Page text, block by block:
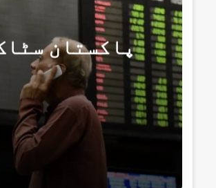
پاکستان
پاکستان سٹاک